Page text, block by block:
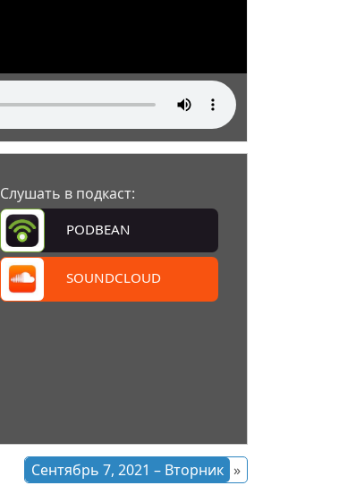
Слушать в подкаст:
PODBEAN
SOUNDCLOUD
Сентябрь 7, 2021 – Вторник »